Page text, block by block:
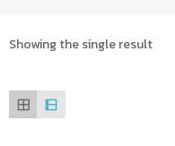
Showing the single result